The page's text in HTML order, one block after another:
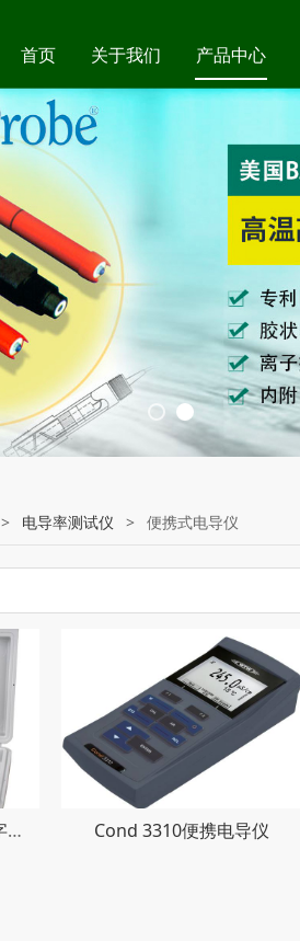
首页 关于我们 产品中心
> 电导率测试仪 > 便携式电导仪
Multi 3410单通道手持数字信号多参数计 Cond 3310便携电导仪